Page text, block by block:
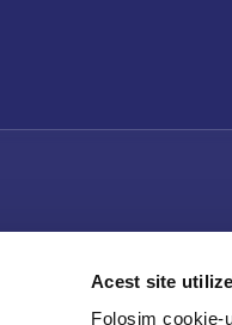
Acest site
Folosim cookie-